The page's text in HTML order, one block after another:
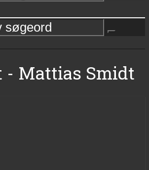
- Mattias Smidt